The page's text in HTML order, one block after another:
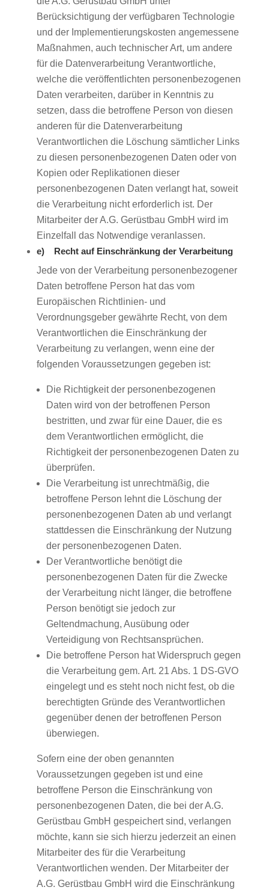
Berücksichtigung der verfügbaren Technologie
und der Implementierungskosten angemessene
Maßnahmen, auch technischer Art, um andere
für die Datenverarbeitung Verantwortliche,
welche die veröffentlichten personenbezogenen
Daten verarbeiten, darüber in Kenntnis zu
setzen, dass die betroffene Person von diesen
anderen für die Datenverarbeitung
Verantwortlichen die Löschung sämtlicher Links
zu diesen personenbezogenen Daten oder von
Kopien oder Replikationen dieser
personenbezogenen Daten verlangt hat, soweit
die Verarbeitung nicht erforderlich ist. Der
Mitarbeiter der A.G. Gerüstbau GmbH wird im
Einzelfall das Notwendige veranlassen.
e) Recht auf Einschränkung der Verarbeitung
Jede von der Verarbeitung personenbezogener
Daten betroffene Person hat das vom
Europäischen Richtlinien- und
Verordnungsgeber gewährte Recht, von dem
Verantwortlichen die Einschränkung der
Verarbeitung zu verlangen, wenn eine der
folgenden Voraussetzungen gegeben ist:
Die Richtigkeit der personenbezogenen
Daten wird von der betroffenen Person
bestritten, und zwar für eine Dauer, die es
dem Verantwortlichen ermöglicht, die
Richtigkeit der personenbezogenen Daten zu
überprüfen.
Die Verarbeitung ist unrechtmäßig, die
betroffene Person lehnt die Löschung der
personenbezogenen Daten ab und verlangt
stattdessen die Einschränkung der Nutzung
der personenbezogenen Daten.
Der Verantwortliche benötigt die
personenbezogenen Daten für die Zwecke
der Verarbeitung nicht länger, die betroffene
Person benötigt sie jedoch zur
Geltendmachung, Ausübung oder
Verteidigung von Rechtsansprüchen.
Die betroffene Person hat Widerspruch gegen
die Verarbeitung gem. Art. 21 Abs. 1 DS-GVO
eingelegt und es steht noch nicht fest, ob die
berechtigten Gründe des Verantwortlichen
gegenüber denen der betroffenen Person
überwiegen.
Sofern eine der oben genannten
Voraussetzungen gegeben ist und eine
betroffene Person die Einschränkung von
personenbezogenen Daten, die bei der A.G.
Gerüstbau GmbH gespeichert sind, verlangen
möchte, kann sie sich hierzu jederzeit an einen
Mitarbeiter des für die Verarbeitung
Verantwortlichen wenden. Der Mitarbeiter der
A.G. Gerüstbau GmbH wird die Einschränkung